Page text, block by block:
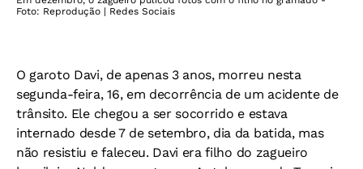
Foto: Reprodução | Redes Sociais
O garoto Davi, de apenas 3 anos, morreu nesta
segunda-feira, 16, em decorrência de um acidente de
trânsito. Ele chegou a ser socorrido e estava
internado desde 7 de setembro, dia da batida, mas
não resistiu e faleceu. Davi era filho do zagueiro